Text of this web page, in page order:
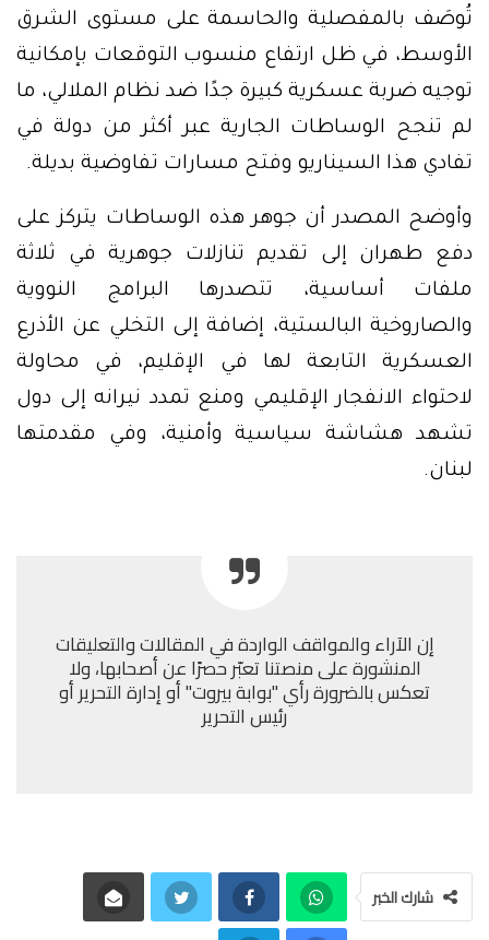
تُوصَف بالمفصلية والحاسمة على مستوى الشرق
الأوسط، في ظل ارتفاع منسوب التوقعات بإمكانية
توجيه ضربة عسكرية كبيرة جدًا ضد نظام الملالي، ما
لم تنجح الوساطات الجارية عبر أكثر من دولة في
تفادي هذا السيناريو وفتح مسارات تفاوضية بديلة.
وأوضح المصدر أن جوهر هذه الوساطات يتركز على
دفع طهران إلى تقديم تنازلات جوهرية في ثلاثة
ملفات أساسية، تتصدرها البرامج النووية
والصاروخية البالستية، إضافة إلى التخلي عن الأذرع
العسكرية التابعة لها في الإقليم، في محاولة
لاحتواء الانفجار الإقليمي ومنع تمدد نيرانه إلى دول
تشهد هشاشة سياسية وأمنية، وفي مقدمتها
لبنان.
إن الآراء والمواقف الواردة في المقالات والتعليقات
المنشورة على منصتنا تعبّر حصرًا عن أصحابها، ولا
تعكس بالضرورة رأي "بوابة بيروت" أو إدارة التحرير أو
رئيس التحرير
شارك الخبر